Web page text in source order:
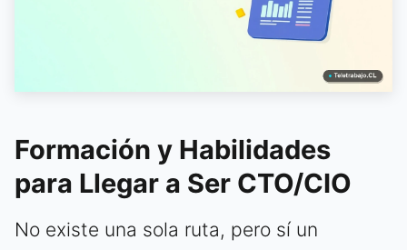
Formación y Habilidades
para Llegar a Ser CTO/CIO
No existe una sola ruta, pero sí un